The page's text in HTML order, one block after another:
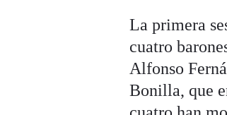
La primera
cuatro
Alfonso
Bonilla, que